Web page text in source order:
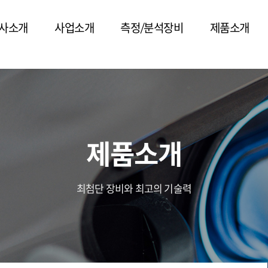
소개 사업소개 측정/분석장비 제품소개
제품소개
최첨단 장비와 최고의 기술력